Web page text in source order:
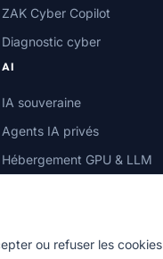
ou refuser les cookies
ZAK Cyber Copilot
Diagnostic cyber
AI
IA souveraine
Agents IA privés
Hébergement GPU & LLM